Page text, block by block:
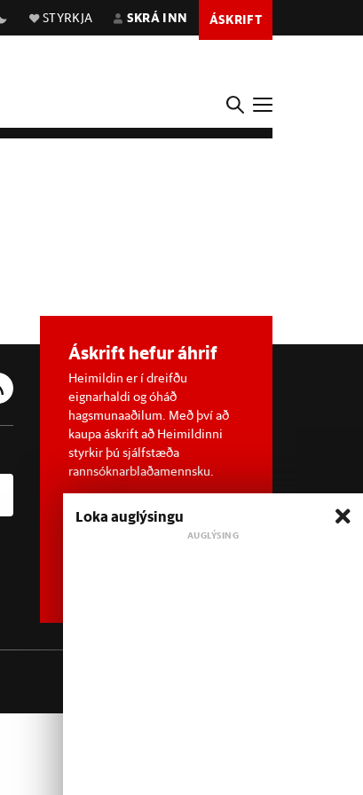
STYRKJA SKRÁ INN ÁSKRIFT
Áskrift hefur áhrif
Heimildin er í dreifðu
eignarhaldi og óháð
hagsmunaaðilum. Með því að
kaupa áskrift að Heimildinni
styrkir þú sjálfstæða
rannsóknarblaðamennsku.
Loka auglýsingu